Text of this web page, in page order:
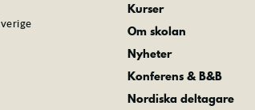
Kurser
Om skolan
Nyheter
Konferens & B&B
Nordiska deltagare